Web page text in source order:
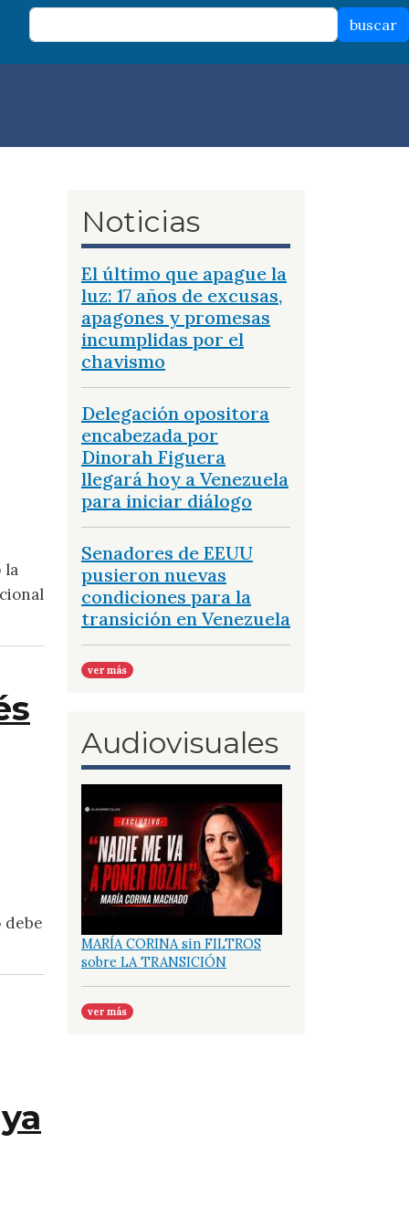
buscar
a la solidaridad, la memoria y la reconstrucción de
la
debe
Noticias
El último que apague la
luz: 17 años de excusas,
apagones y promesas
incumplidas por el
chavismo
Delegación opositora
encabezada por
Dinorah Figuera
llegará hoy a Venezuela
para iniciar diálogo
Senadores de EEUU
pusieron nuevas
condiciones para la
transición en Venezuela
ver más
Audiovisuales
MARÍA CORINA sin FILTROS
sobre LA TRANSICIÓN
ver más